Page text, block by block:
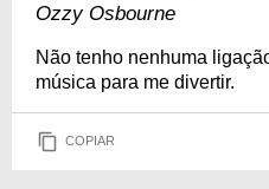
Ozzy Osbourne
Não tenho nenhuma
música para me divertir.
COPIAR